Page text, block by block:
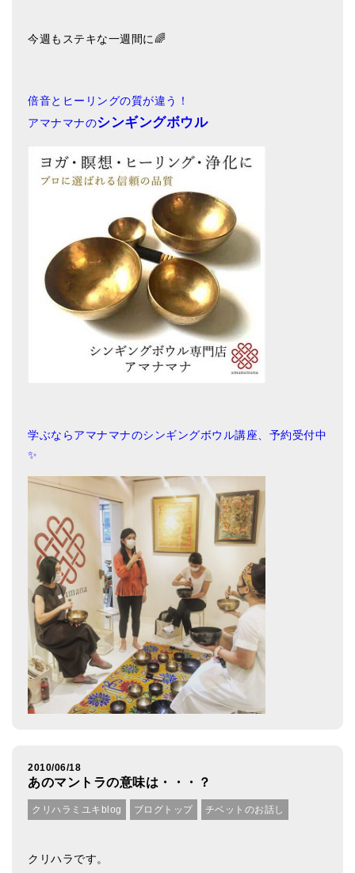
今週もステキな一週間に🌈
倍音とヒーリングの質が違う！
アマナマナのシンギングボウル
学ぶならアマナマナのシンギングボウル講座、予約受付中
✨
2010/06/18
あのマントラの意味は・・・？
クリハラミユキblog ブログトップ チベットのお話し
クリハラです。